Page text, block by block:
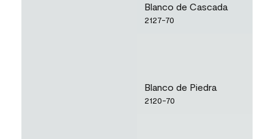
Blanco de Cascada
2127-70
Blanco de Piedra
2120-70